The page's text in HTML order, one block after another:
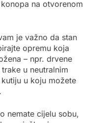
na otvorenom
je važno da stan
opremu koja
– npr. drvene
u neutralnim
u koju možete
nemate cijelu sobu,